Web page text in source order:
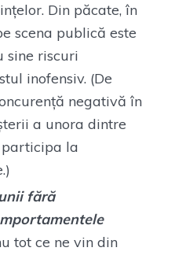
Din păcate, în
scena publică este
sine riscuri
inofensiv. (De
negativă în
a unora dintre
la
fără
tot ce ne vin din